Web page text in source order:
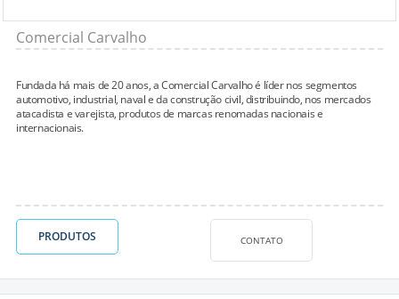
Comercial Carvalho
Fundada há mais de 20 anos, a Comercial Carvalho é líder nos segmentos
automotivo, industrial, naval e da construção civil, distribuindo, nos mercados
atacadista e varejista, produtos de marcas renomadas nacionais e
internacionais.
PRODUTOS CONTATO